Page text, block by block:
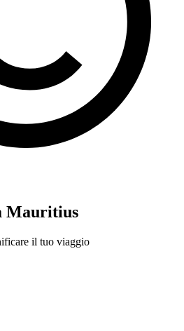
Mauritius
il tuo viaggio